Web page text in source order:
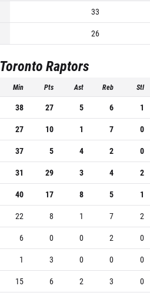
33
26
Toronto Raptors
Min Pts Ast Reb Stl
38 27 5 6 1
27 10 1 7 0
37 5 4 2 0
31 29 3 4 2
40 17 8 5 1
22 8 1 7 2
6 0 0 2 0
1 3 0 0 0
15 6 2 3 0